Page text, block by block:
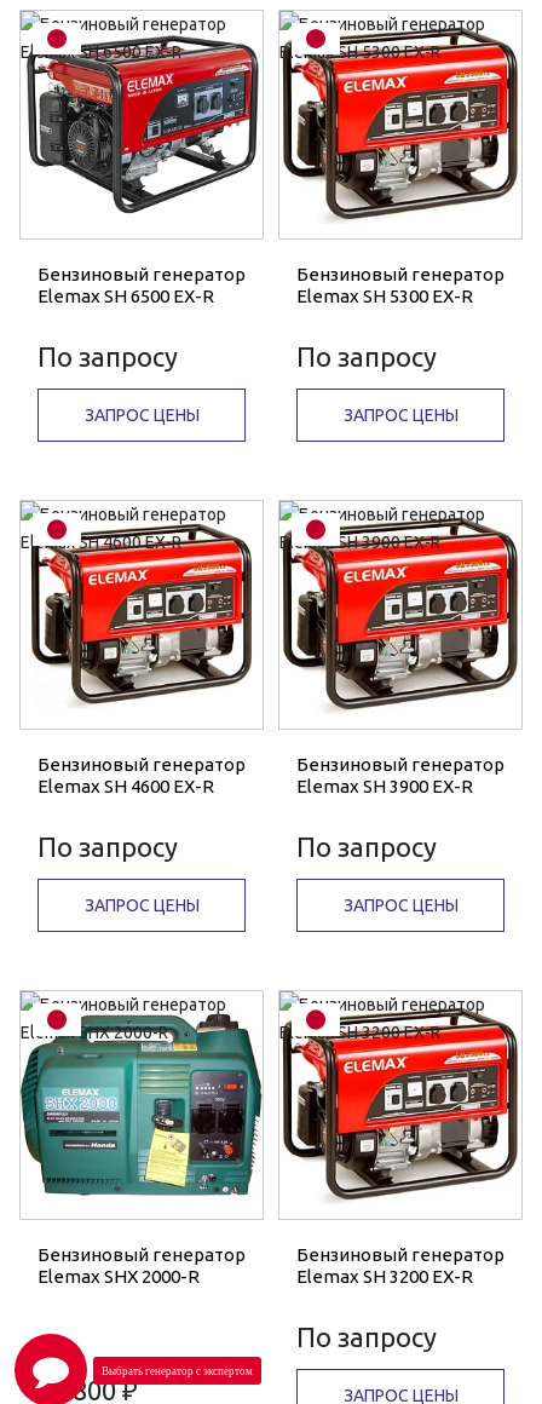
Бензиновый генератор
Elemax SH 6500 EX-R
По запросу
ЗАПРОС ЦЕНЫ
Бензиновый генератор
Elemax SH 5300 EX-R
По запросу
ЗАПРОС ЦЕНЫ
Бензиновый генератор
Elemax SH 4600 EX-R
По запросу
ЗАПРОС ЦЕНЫ
Бензиновый генератор
Elemax SH 3900 EX-R
По запросу
ЗАПРОС ЦЕНЫ
Бензиновый генератор
Elemax SHX 2000-R
79 800 ₽
Бензиновый генератор
Elemax SH 3200 EX-R
По запросу
ЗАПРОС ЦЕНЫ